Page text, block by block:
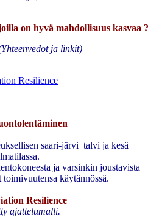
on hyvä mahdollisuus kasvaa ?
ja linkit)
Resilience
saari-järvi talvi ja kesä
ja varsinkin joustavista
käytännössä.
Resilience
ajattelumalli.